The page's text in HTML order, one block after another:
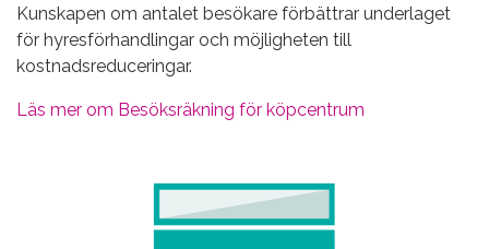
Kunskapen om antalet besökare förbättrar underlaget
för hyresförhandlingar och möjligheten till
kostnadsreduceringar.
Läs mer om Besöksräkning för köpcentrum